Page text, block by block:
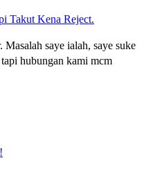
Takut Kena Reject.
saye ialah, saye suke
hubungan kami mcm